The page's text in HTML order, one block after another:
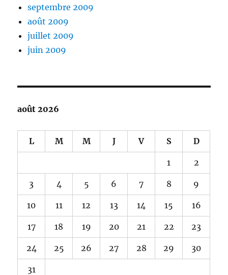
septembre 2009
août 2009
juillet 2009
juin 2009
août 2026
L M M J V S D
1 2
3 4 5 6 7 8 9
10 11 12 13 14 15 16
17 18 19 20 21 22 23
24 25 26 27 28 29 30
31